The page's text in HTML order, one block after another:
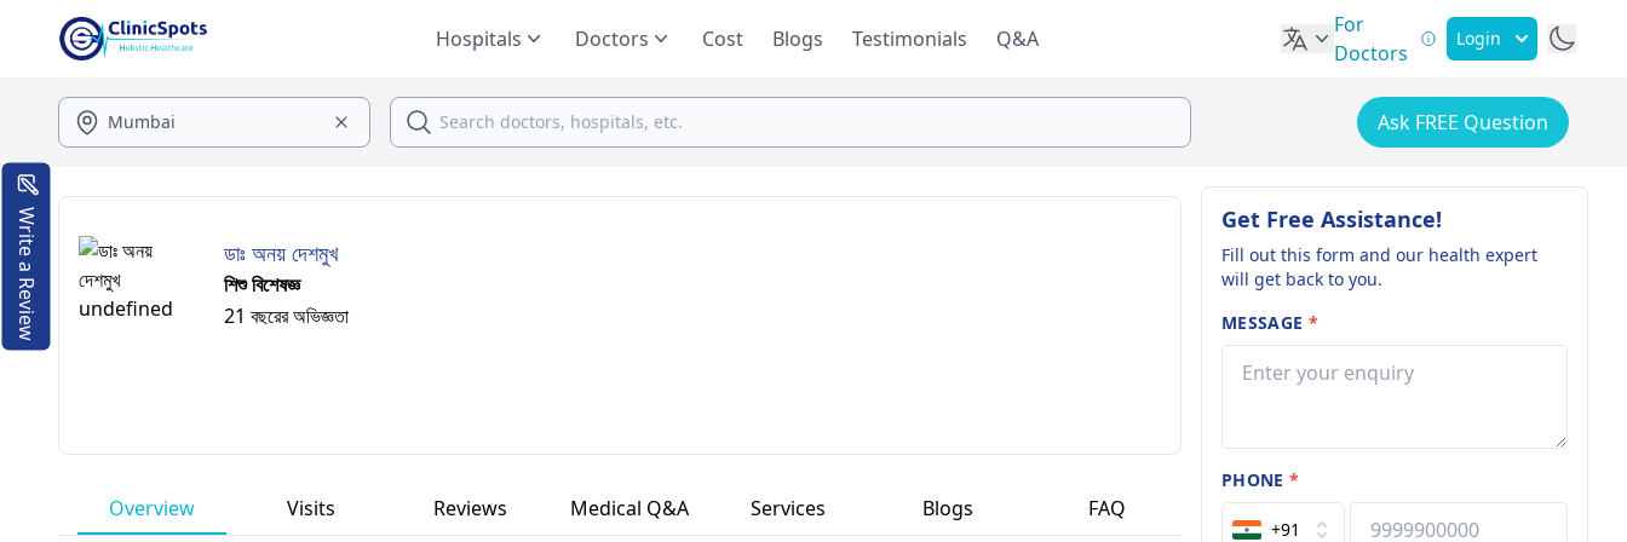
Hospitals Doctors Cost Blogs Testimonials Q&A
For
Doctors
Login
Ask FREE Question
ডাঃ অনয় দেশমুখ
শিশু বিশেষজ্ঞ
21 বছরের অভিজ্ঞতা
Overview Visits Reviews Medical Q&A Services Blogs FAQ
Get Free Assistance!
Fill out this form and our health expert
will get back to you.
MESSAGE *
PHONE*
+91
Write a Review